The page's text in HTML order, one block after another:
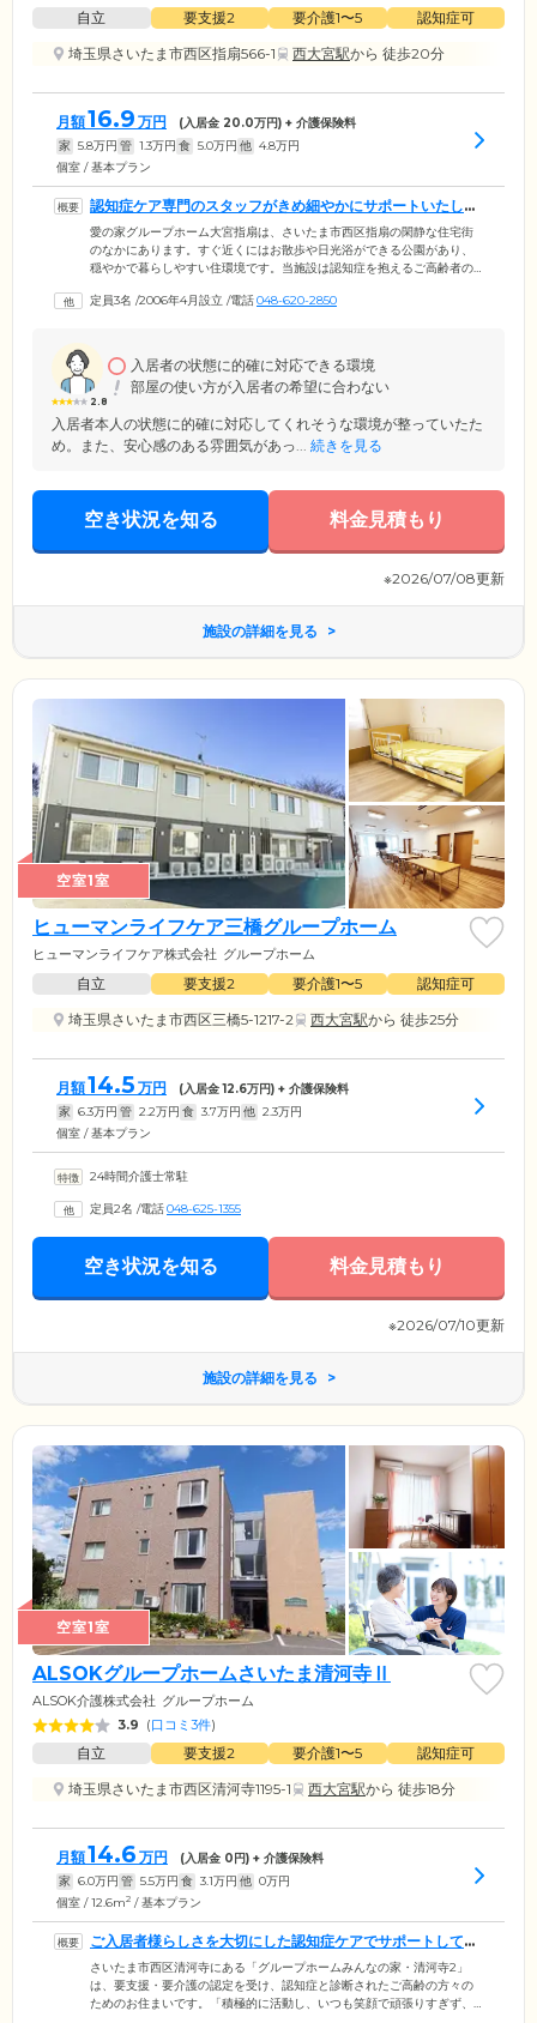
自立 要支援2 要介護1〜5
認知症可
埼玉県さいたま市西区指扇566-1
西大宮駅から 徒歩20分
月額16.9 万円 (入居金 20.0万円) + 介護保険料
家 5.8万円 管 1.3万円 食 5.0万円 他 4.8万円
個室 / 基本プラン
認知症ケア専門のスタッフがきめ細やかにサポートいたしま
す
愛の家グループホーム大宮指扇は、さいたま市西区指扇の閑静な住宅街
のなかにあります。すぐ近くにはお散歩や日光浴ができる公園があり、
穏やかで暮らしやすい住環境です。当施設は認知症を抱えるご高齢者の
護保険の要支援2以上の認定が必要です。また、住み慣れた地域で安心し
た暮らしを営めるよう、認知症ケア専門のスタッフがお一人おひとりに
合わせてきめ細やかにサポートいたします。
定員3名 /2006年4月設立 /電話048-620-2850
2.8
入居者の状態に的確に対応できる環境
部屋の使い方が入居者の希望に合わない
入居者本人の状態に的確に対応してくれそうな環境が整っていたた
め。また、安心感のある雰囲気があっ... 続きを見る
空き状況を知る 料金見積もり
※2026/07/08更新
施設の詳細を見る
空室1室
ヒューマンライフケア三橋グループホーム
ヒューマンライフケア株式会社 グループホーム
自立 要支援2 要介護1〜5
認知症可
埼玉県さいたま市西区三橋5-1217-2
西大宮駅から 徒歩25分
月額14.5 万円 (入居金12.6万円) + 介護保険料
家 6.3万円 管 2.2万円 食 3.7万円 他 2.3万円
個室 / 基本プラン
24時間介護士常駐
定員2名 /電話048-625-1355
空き状況を知る 料金見積もり
※2026/07/10更新
施設の詳細を見る
空室1室
ALSOKグループホームさいたま清河寺Ⅱ
ALSOK介護株式会社 グループホーム
3.9 (口コミ3件)
自立 要支援2 要介護1〜5
認知症可
埼玉県さいたま市西区清河寺1195-1
西大宮駅から 徒歩18分
月額14.6 万円 (入居金 0円) + 介護保険料
家 6.0万円 管 5.5万円 食 3.1万円 他 0万円
個室 / 12.6m2 / 基本プラン
ご入居者様らしさを大切にした認知症ケアでサポートしてい
ます
さいたま市西区清河寺にある「グループホームみんなの家・清河寺2」
は、要支援・要介護の認定を受け、認知症と診断されたご高齢の方々の
ためのお住まいです。「積極的に活動し、いつも笑顔で頑張りすぎず、